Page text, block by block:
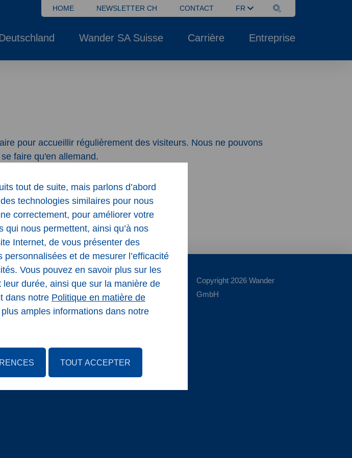
HOME NEWSLETTER CH CONTACT FR
Wander SA Suisse Carrière Entreprise
pour accueillir régulièrement des visiteurs. Nous ne pouvons
faire qu'en allemand.
notre entreprise.
Copyright 2026 Wander
GmbH
tout de suite, mais parlons d’abord
technologies similaires pour nous
correctement, pour améliorer votre
nous permettent, ainsi qu’à nos
Internet, de vous présenter des
et de mesurer l’efficacité
Vous pouvez en savoir plus sur les
durée, ainsi que sur la manière de
dans notre Politique en matière de
amples informations dans notre
TOUT ACCEPTER